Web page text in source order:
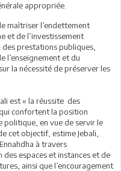
appropriée.
maîtriser l’endettement
et de l’investissement
prestations publiques,
l’enseignement et du
la nécessité de préserver les
est « la réussite des
confortent la position
politique, en vue de servir le
cet objectif, estime Jebali,
à travers
des espaces et instances et de
ainsi que l’encouragement